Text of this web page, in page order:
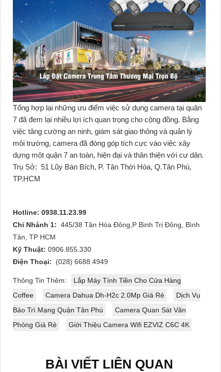
Tổng hợp lại những ưu điểm việc sử dụng camera tại quận
7 đã đem lại nhiều lợi ích quan trọng cho cộng đồng. Bằng
việc tăng cường an ninh, giám sát giao thông và quản lý
môi trường, camera đã đóng góp tích cực vào việc xây
dựng một quận 7 an toàn, hiện đại và thân thiện với cư dân.
Trụ Sở: 51 Lũy Bán Bích, P. Tân Thới Hòa, Q.Tân Phú,
TP.HCM
Hotline: 0938.11.23.99
Chi Nhánh 1: 445/38 Tân Hòa Đông,P Bình Trị Đông, Bình
Tân, TP HCM
Kỹ Thuật: 0906.855.330
Điện Thoại:
(028) 6688.4949
Thông Tin Thêm:
Lắp Máy Tính Tiền Cho Cửa Hàng
Coffee
Camera Dahua Dh-H2c 2.0Mp Giá Rẻ
Dịch Vụ
Bảo Trì Mạng Quận Tân Phú
Camera Quan Sát Văn
Phòng Giá Rẻ
Giới Thiệu Camera Wifi EZVIZ C6C 4K
BÀI VIẾT LIÊN QUAN